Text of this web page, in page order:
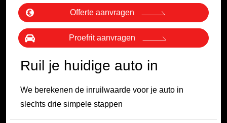
Offerte aanvragen
Proefrit aanvragen